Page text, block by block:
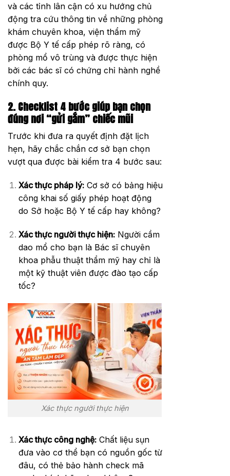
và các tỉnh lân cận có xu hướng chủ
động tra cứu thông tin về những phòng
khám chuyên khoa, viện thẩm mỹ
được Bộ Y tế cấp phép rõ ràng, có
phòng mổ vô trùng và được thực hiện
bởi các bác sĩ có chứng chỉ hành nghề
chính quy.
2. Checklist 4 bước giúp bạn chọn
đúng nơi “gửi gắm” chiếc mũi
Trước khi đưa ra quyết định đặt lịch
hẹn, hãy chắc chắn cơ sở bạn chọn
vượt qua được bài kiểm tra 4 bước sau:
Xác thực pháp lý:Cơ sở có bảng hiệu
công khai số giấy phép hoạt động
do Sở hoặc Bộ Y tế cấp hay không?
Xác thực người thực hiện:Người cầm
dao mổ cho bạn là Bác sĩ chuyên
khoa phẫu thuật thẩm mỹ hay chỉ là
một kỹ thuật viên được đào tạo cấp
tốc?
Xác thực người thực hiện
Xác thực công nghệ:Chất liệu sụn
đưa vào cơ thể bạn có nguồn gốc từ
đâu, có thẻ bảo hành check mã